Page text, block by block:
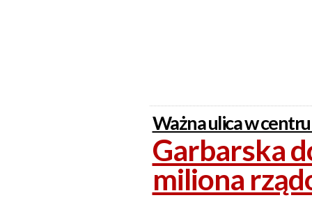
Ważna ulica w
Garbarska
miliona